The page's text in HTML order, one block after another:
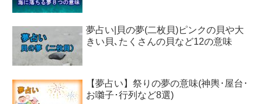
夢占い|貝の夢(二枚貝)ピンクの貝や大
きい貝､たくさんの貝など12の意味
【夢占い】祭りの夢の意味(神輿･屋台･
お囃子･行列など8選)